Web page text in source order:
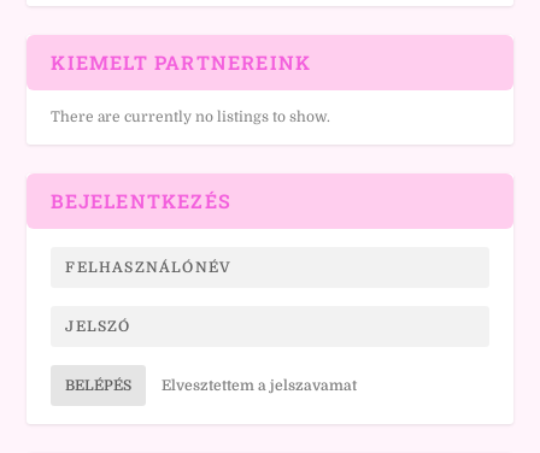
KIEMELT PARTNEREINK
There are currently no listings to show.
BEJELENTKEZÉS
BELÉPÉS Elvesztettem a jelszavamat